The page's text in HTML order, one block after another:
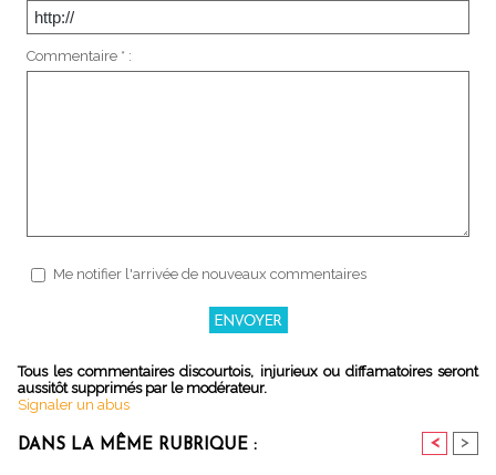
Commentaire * :
Me notifier l'arrivée de nouveaux commentaires
Tous les commentaires discourtois, injurieux ou diffamatoires seront
aussitôt supprimés par le modérateur.
Signaler un abus
DANS LA MÊME RUBRIQUE : < >